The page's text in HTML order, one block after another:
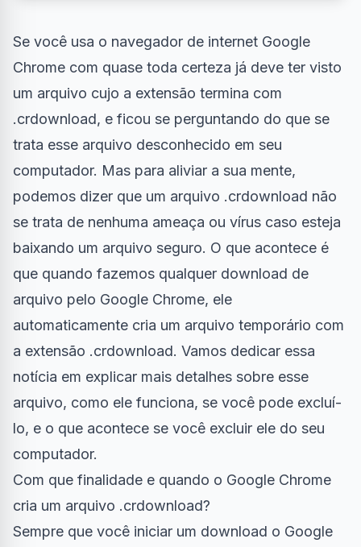
Se você usa o navegador de internet Google
Chrome com quase toda certeza já deve ter visto
um arquivo cujo a extensão termina com
.crdownload, e ficou se perguntando do que se
trata esse arquivo desconhecido em seu
computador. Mas para aliviar a sua mente,
podemos dizer que um arquivo .crdownload não
se trata de nenhuma ameaça ou vírus caso esteja
baixando um arquivo seguro. O que acontece é
que quando fazemos qualquer download de
arquivo pelo Google Chrome, ele
automaticamente cria um arquivo temporário com
a extensão .crdownload. Vamos dedicar essa
notícia em explicar mais detalhes sobre esse
arquivo, como ele funciona, se você pode excluí-
lo, e o que acontece se você excluir ele do seu
computador.
Com que finalidade e quando o Google Chrome
cria um arquivo .crdownload?
Sempre que você iniciar um download o Google